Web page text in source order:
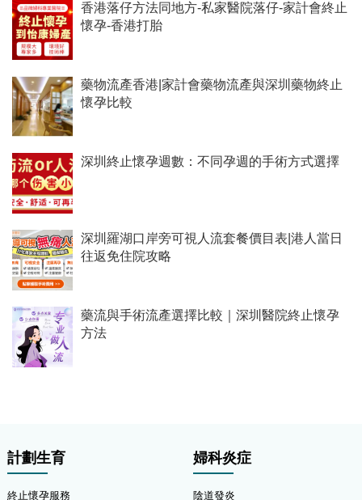
香港落仔方法同地方-私家醫院落仔-家計會終止
懷孕-香港打胎
藥物流產香港|家計會藥物流產與深圳藥物終止
懷孕比較
深圳終止懷孕週數：不同孕週的手術方式選擇
深圳羅湖口岸旁可視人流套餐價目表|港人當日
往返免住院攻略
藥流與手術流產選擇比較｜深圳醫院終止懷孕
方法
計劃生育
終止懷孕服務
婦科炎症
陰道發炎